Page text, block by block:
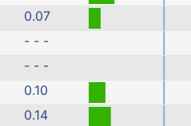
0.07
- - -
- - -
0.10
0.14